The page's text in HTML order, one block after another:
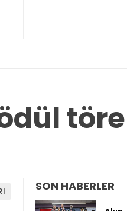
SON HABERLER